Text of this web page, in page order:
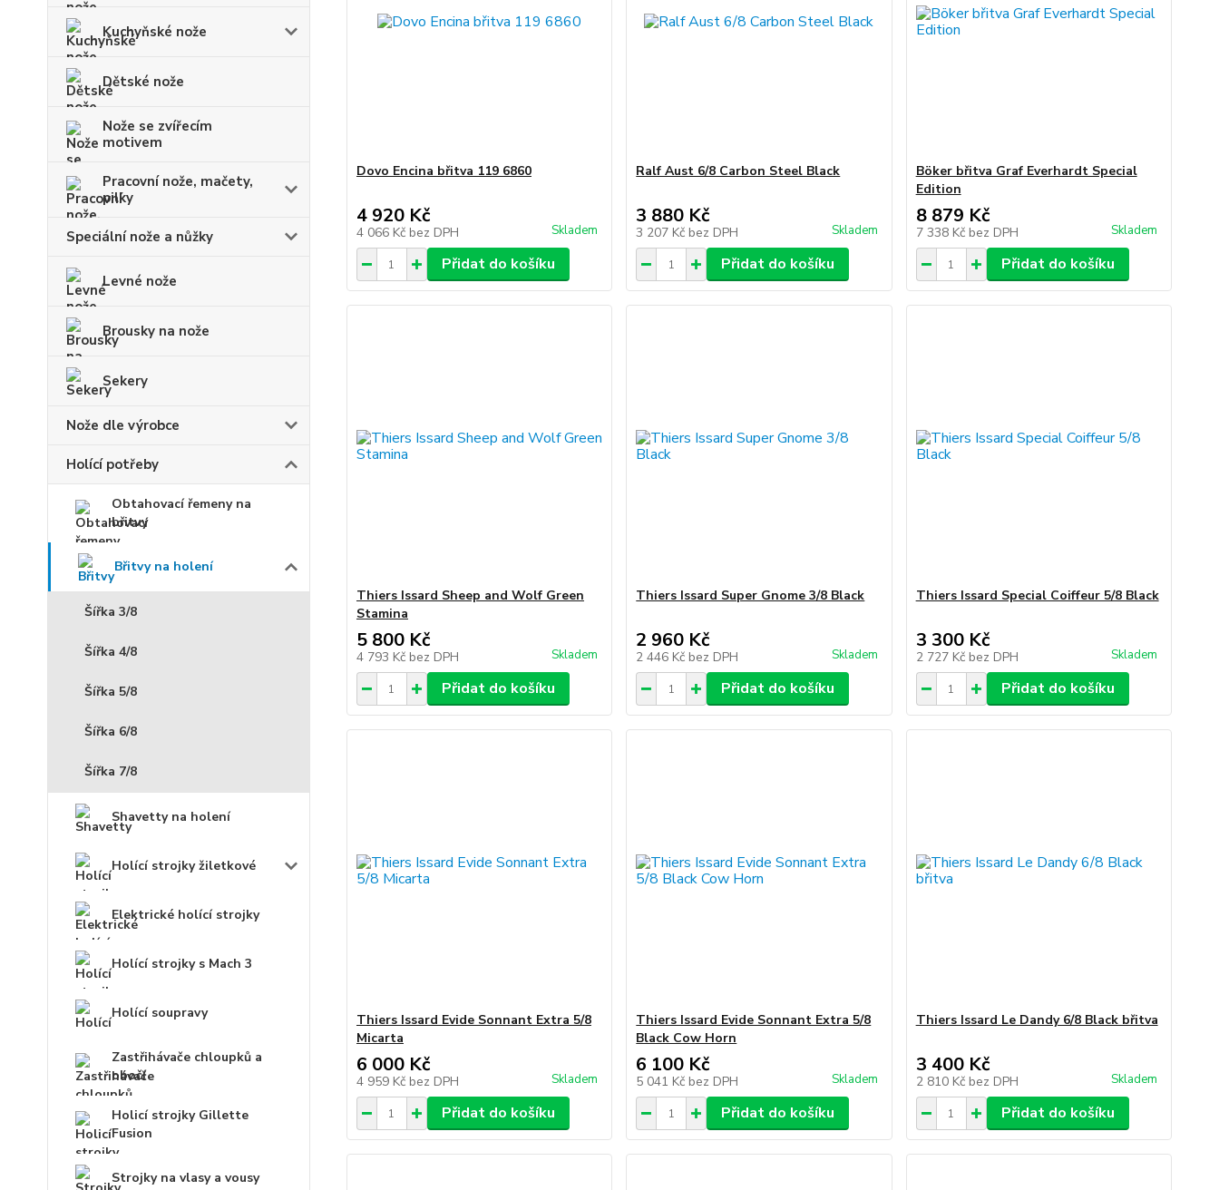
Kuchyňské nože
Dětské nože
Nože se zvířecím
motivem
Pracovní nože, mačety,
pilky
Speciální nože a nůžky
Levné nože
Brousky na nože
Sekery
Nože dle výrobce
Holící potřeby
Obtahovací řemeny na
břitvy
Břitvy na holení
Šířka 3/8
Šířka 4/8
Šířka 5/8
Šířka 6/8
Šířka 7/8
Shavetty na holení
Holící strojky žiletkové
Elektrické holící strojky
Holící strojky s Mach 3
Holící soupravy
Zastřihávače chloupků a
obočí
Holicí strojky Gillette
Fusion
Strojky na vlasy a vousy
Dovo Encina břitva 119 6860
4 920 Kč
4 066 Kč bez DPH Skladem
Přidat do košíku
Ralf Aust 6/8 Carbon Steel Black
3 880 Kč
3 207 Kč bez DPH Skladem
Přidat do košíku
Böker břitva Graf Everhardt Special
Edition
8 879 Kč
7 338 Kč bez DPH Skladem
Přidat do košíku
Thiers Issard Sheep and Wolf Green
Stamina
5 800 Kč
4 793 Kč bez DPH Skladem
Přidat do košíku
Thiers Issard Super Gnome 3/8 Black
2 960 Kč
2 446 Kč bez DPH Skladem
Přidat do košíku
Thiers Issard Special Coiffeur 5/8 Black
3 300 Kč
2 727 Kč bez DPH Skladem
Přidat do košíku
Thiers Issard Evide Sonnant Extra 5/8
Micarta
6 000 Kč
4 959 Kč bez DPH Skladem
Přidat do košíku
Thiers Issard Evide Sonnant Extra 5/8
Black Cow Horn
6 100 Kč
5 041 Kč bez DPH Skladem
Přidat do košíku
Thiers Issard Le Dandy 6/8 Black břitva
3 400 Kč
2 810 Kč bez DPH Skladem
Přidat do košíku